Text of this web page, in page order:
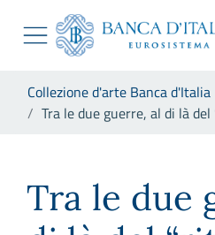
Skip to Main Content
Vai al sito istituzionale
Vai al menu di navigazione
Vai alla ricerca
Vai al footer
Collezione d'arte Banca d'Italia
Tra le due guerre, al di là del
Tra le due